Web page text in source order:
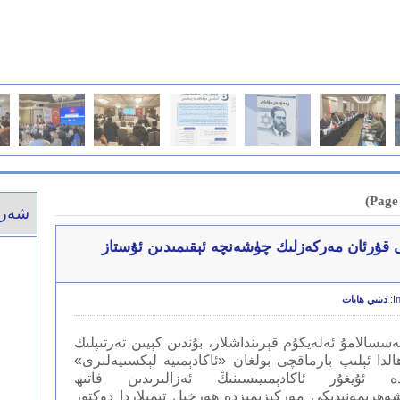
قۇرئان مەركەزلىك چۈشەنچە ئېقىمىدىن ئۇستاز
In: دىنىي ھايات
ئەلەيكۇم قېرىنداشلار، بۇندىن كېيىن تەرتىپلىك
ئېلىپ بارماقچى بولغان «ئاكادېمىيە لېكسىيەلىرى»
ئۇيغۇر ئاكادېمىيىسىنىڭ ئەزالىرىدىن فاتىھ
مەركىزىمىزدە ھەرخىل تىمىلاردا دوكتور